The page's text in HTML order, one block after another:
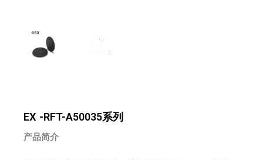
EX -RFT-A50035系列
产品简介